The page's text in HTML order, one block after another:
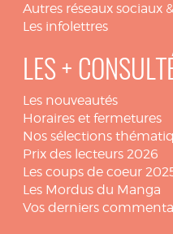
Autres réseaux sociaux
Les infolettres
LES +
Les nouveautés
Horaires et fermetures
Nos sélections
Prix des lecteurs 2026
Les coups de coeur
Les Mordus du Manga
Vos derniers